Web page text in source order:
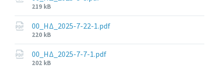
File
size:
219 kB
00_ΗΔ_2025-7-22-1.pdf
File
size:
220 kB
00_ΗΔ_2025-7-7-1.pdf
File
202 kB